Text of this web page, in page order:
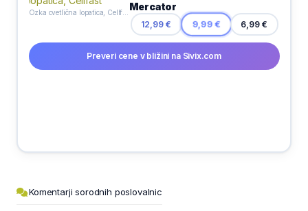
Mercator
12,99 € 9,99 € 6,99 €
Preveri cene v bližini na Sivix.com
Komentarji sorodnih poslovalnic